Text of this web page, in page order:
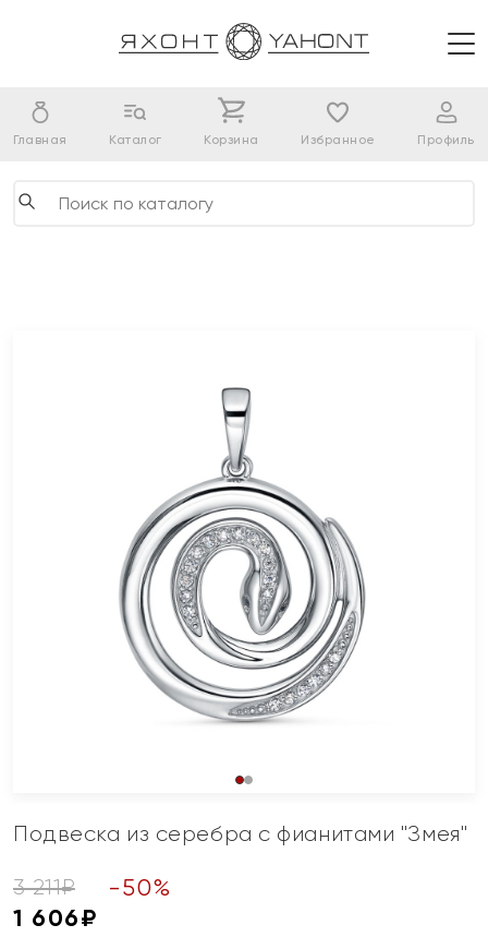
Главная Каталог Корзина Избранное Профиль
Подвеска из серебра с фианитами "Змея"
3 211₽ -50%
1 606₽